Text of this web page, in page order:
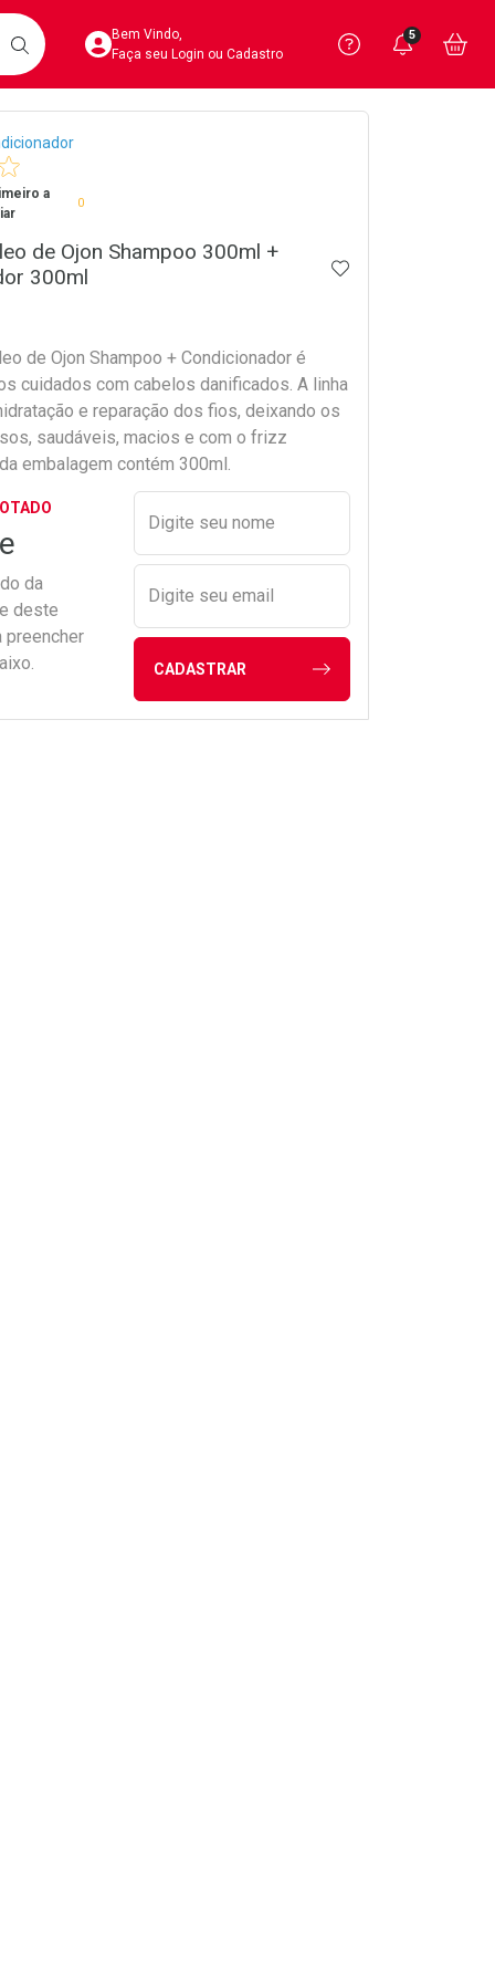
BUSCARAcesse sua Conta
Bem Vindo,
Faça seu Login ou Cadastro
Precisa
Ver Recursos
Você
5
a
0
de Ojon Shampoo 300ml +
300ml
ADICIONAR AOS
de Ojon Shampoo + Condicionador é
cuidados com cabelos danificados. A linha
e reparação dos fios, deixando os
saudáveis, macios e com o frizz
embalagem contém 300ml.
da
deste
preencher
Preencher nome e email
Digite seu nome
Digite seu email
CADASTRAR